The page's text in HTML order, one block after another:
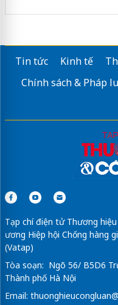
Tin tức Kinh tế
Chính sách & Pháp
Tạp chí điện tử Thương
ương Hiệp hội Chống hàng
(Vatap)
Tòa soạn: Ngõ 56/ B5D6
Thành phố Hà Nội
Email: